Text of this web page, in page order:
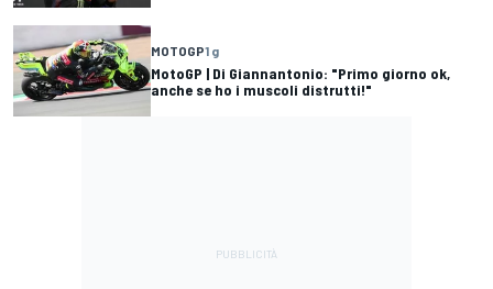
MOTOGP1 g
MotoGP | Di Giannantonio: "Primo giorno ok,
anche se ho i muscoli distrutti!"